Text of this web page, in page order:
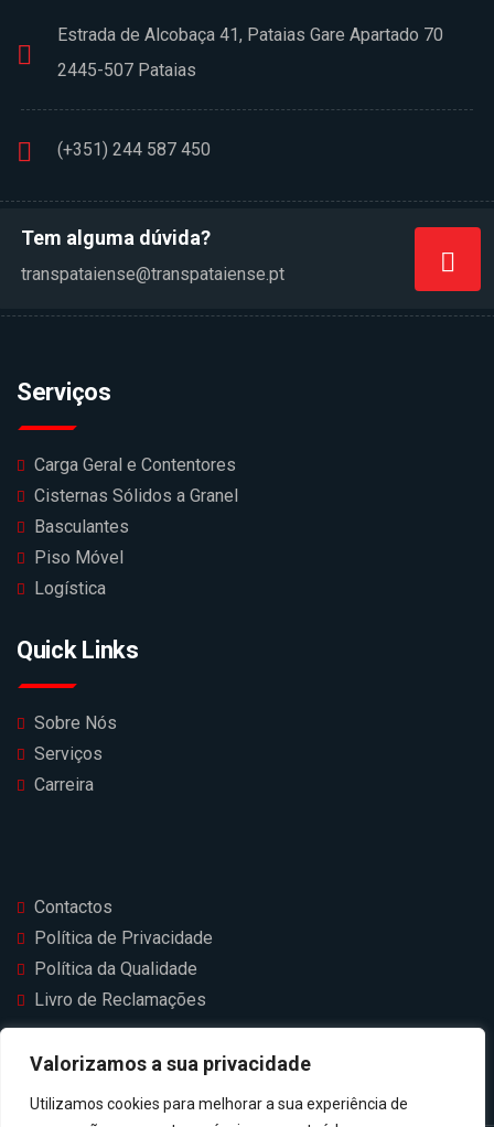
Valorizamos a sua privacidade
Utilizamos cookies para melhorar a sua experiência de
Estrada de Alcobaça 41, Pataias Gare Apartado 70
2445-507 Pataias
(+351) 244 587 450
Tem alguma dúvida?
transpataiense@transpataiense.pt
Serviços
Carga Geral e Contentores
Cisternas Sólidos a Granel
Basculantes
Piso Móvel
Logística
Quick Links
Sobre Nós
Serviços
Carreira
Contactos
Política de Privacidade
Política da Qualidade
Livro de Reclamações